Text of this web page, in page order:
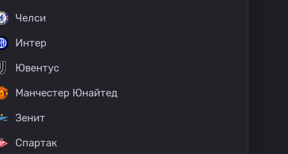
Челси
Интер
Ювентус
Манчестер Юнайтед
Зенит
Спартак